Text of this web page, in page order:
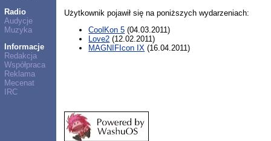
Radio
Audycje
Muzyka
Informacje
Redakcja
Współpraca
Reklama
Mecenat
IRC
Użytkownik pojawił się na poniższych wydarzeniach:
CoolKon 5 (04.03.2011)
Love2 (12.02.2011)
MAGNIFIcon IX (16.04.2011)